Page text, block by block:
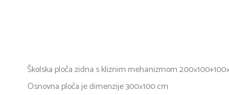
Školska ploča zidna s kliznim mehanizmom
Osnovna ploča je dimenzije 300×100 cm